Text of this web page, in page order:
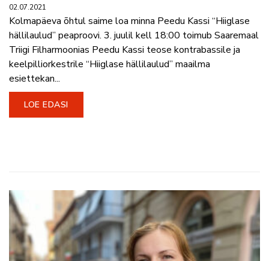
02.07.2021
Kolmapäeva õhtul saime loa minna Peedu Kassi “Hiiglase
hällilaulud” peaproovi. 3. juulil kell 18:00 toimub Saaremaal
Triigi Filharmoonias Peedu Kassi teose kontrabassile ja
keelpilliorkestrile “Hiiglase hällilaulud” maailma
esiettekan...
LOE EDASI